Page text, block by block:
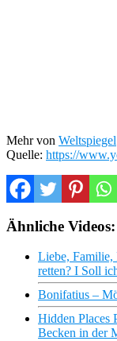
Mehr von Weltspiegel
Quelle: https://
Ähnliche Videos:
Liebe, Familie,
retten? I Soll
Bonifatius –
Hidden Places
Becken in der